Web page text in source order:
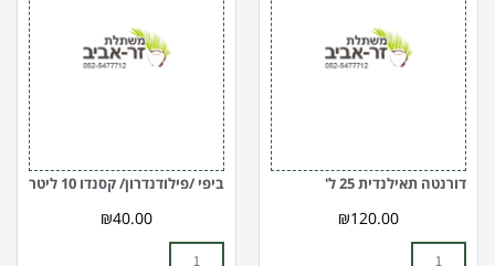
דורנטה תאילנדית 25 ל'
₪120.00
תאילנדית
25
ל'
ביפי /פילודנדרון/ קסנדו 10 ליטר
₪40.00
/פילודנדרון/
קסנדו
10
ליטר